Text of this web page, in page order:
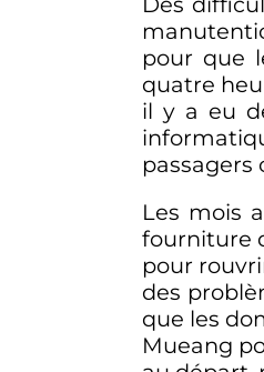
pour que
quatre
il y a eu
passagers
Les mois
fourniture
pour
des
que les
Mueang